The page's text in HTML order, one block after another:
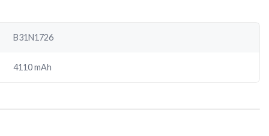
B31N1726
4110 mAh